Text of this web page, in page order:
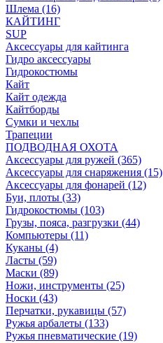
Шлема (16)
КАЙТИНГ
SUP
Аксессуары для кайтинга
Гидро аксессуары
Гидрокостюмы
Кайт
Кайт одежда
Кайтборды
Сумки и чехлы
Трапеции
ПОДВОДНАЯ ОХОТА
Аксессуары для ружей (365)
Аксессуары для снаряжения (15)
Аксессуары для фонарей (12)
Буи, плоты (33)
Гидрокостюмы (103)
Грузы, пояса, разгрузки (44)
Компьютеры (11)
Куканы (4)
Ласты (59)
Маски (89)
Ножи, инструменты (25)
Носки (43)
Перчатки, рукавицы (57)
Ружья арбалеты (133)
Ружья пневматические (19)